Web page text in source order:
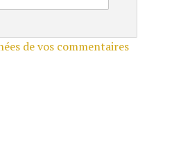
de vos commentaires